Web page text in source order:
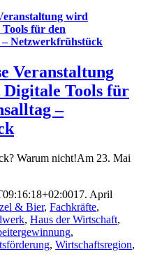
wird
für den
Netzwerkfrühstück
Veranstaltung
Tools für
–
Warum nicht!Am 23. Mai
17. April
& Bier, Fachkräfte,
, Haus der Wirtschaft,
,
, Wirtschaftsregion,